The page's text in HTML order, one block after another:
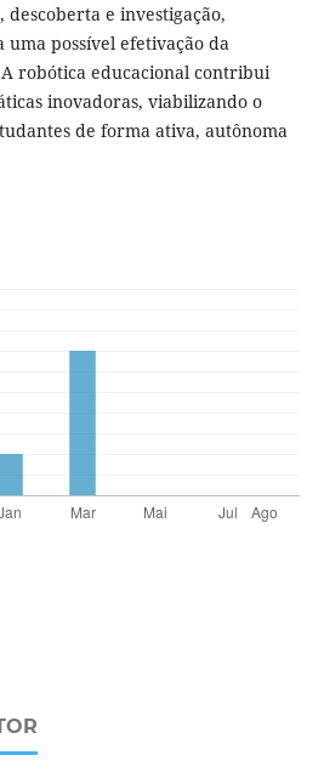
e investigação,
possível efetivação da
robótica educacional contribui
inovadoras, viabilizando o
de forma ativa, autônoma